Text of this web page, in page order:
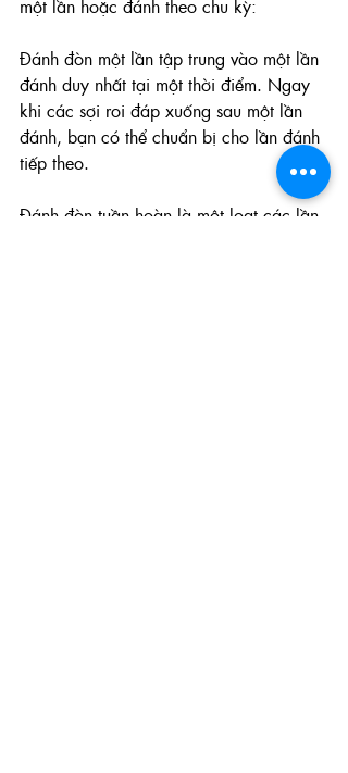
một lần hoặc đánh theo chu kỳ:
Đánh đòn một lần tập trung vào một lần
đánh duy nhất tại một thời điểm. Ngay
khi các sợi roi đáp xuống sau một lần
đánh, bạn có thể chuẩn bị cho lần đánh
tiếp theo.
Đánh đòn tuần hoàn là một loạt các lần